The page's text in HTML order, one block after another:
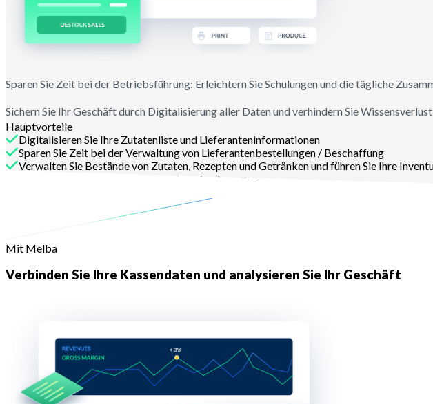
Sparen Sie Zeit bei der Betriebsführung: Erleichtern Sie Schulungen und die tägliche
Sichern Sie Ihr Geschäft durch Digitalisierung aller Daten und verhindern Sie
Hauptvorteile
Digitalisieren Sie Ihre Zutatenliste und Lieferanteninformationen
Sparen Sie Zeit bei der Verwaltung von Lieferantenbestellungen / Beschaffung
Verwalten Sie Bestände von Zutaten, Rezepten und Getränken und führen Sie Ihre
Erfüllen Sie die Rückverfolgbarkeitsanforderungen
Mit Melba
Verbinden Sie Ihre Kassendaten und analysieren Sie Ihr Geschäft